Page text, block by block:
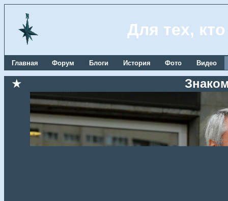
Для тех,
Главная Форум Блоги История Фото Видео
★